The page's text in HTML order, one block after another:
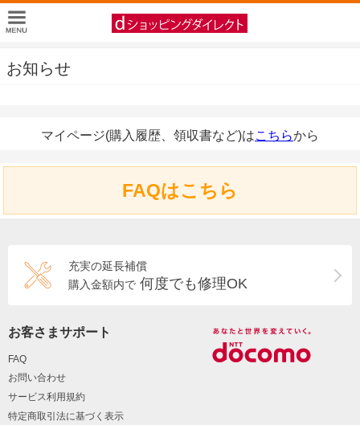
お知らせ
マイページ(購入履歴、領収書など)はこちらから
FAQはこちら
充実の延長補償
購入金額内で 何度でも修理OK
お客さまサポート
FAQ
お問い合わせ
サービス利用規約
特定商取引法に基づく表示